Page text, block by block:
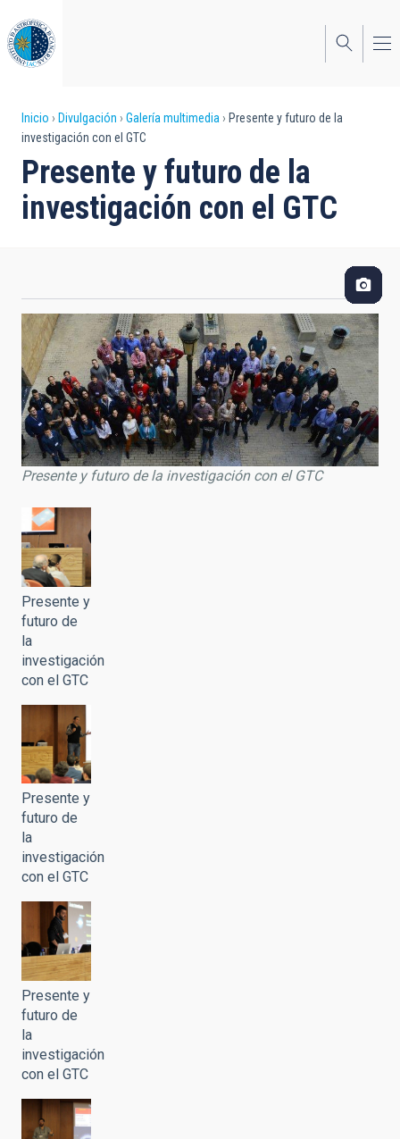
al
contenido
principal
Sobrescribir
enlaces
de
ayuda
navegación
Inicio Divulgación Galería multimedia
Presente y futuro de la
investigación con el GTC
Presente y futuro de la
investigación con el GTC
Presente y futuro de la investigación con el GTC
Presente y
futuro de
la
investigación
con el GTC
Presente y
futuro de
la
investigación
con el GTC
Presente y
futuro de
la
investigación
con el GTC